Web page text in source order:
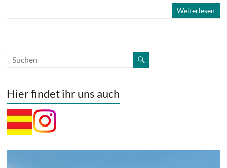
Weiterlesen
Hier findet ihr uns auch